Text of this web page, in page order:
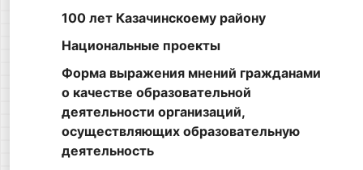
100 лет Казачинскоему району
Национальные проекты
Форма выражения мнений гражданами
о качестве образовательной
деятельности организаций,
осуществляющих образовательную
деятельность